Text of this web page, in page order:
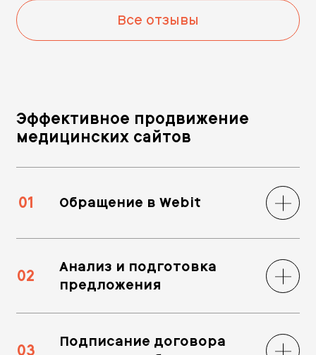
Все отзывы
Эффективное продвижение
медицинских сайтов
01 Обращение в Webit
02
Анализ и подготовка
предложения
03
Подписание договора